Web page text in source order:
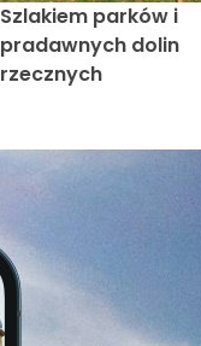
Szlakiem parków i
pradawnych dolin
rzecznych